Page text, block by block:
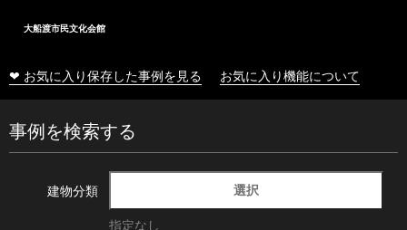
大船渡市民文化会館
❤ お気に入り保存した事例を見る お気に入り機能について
事例を検索する
建物分類 選択
指定なし